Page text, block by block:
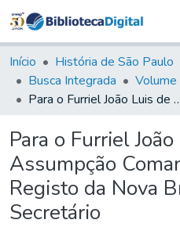
&
Início História de São Paulo
Busca Integrada
Para o Furriel João Luis de Assumpção
Para o Furriel
Assumpção
Registo da Nova
Secretário